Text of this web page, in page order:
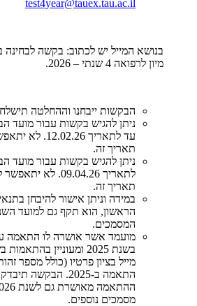
test4year@tauex.tau.ac.il
בנושא המייל יש לכתוב: בקשה
מיון לרפואה 4 שנתי – 2026.
הבקשות ייבחנו וההחלטה
עד לתאריך
תאריך זה.
לתאריך 09.04.26.
תאריך זה.
במידה וניתן אישור להיבחן
הראשון, הוא תקף גם למועד
המסמכים.
מועמד אשר אושרה לו התאמה
מייל בציון פרטיו (כולל מספר
התאמה ב-2025.
מסמכים נוספים.